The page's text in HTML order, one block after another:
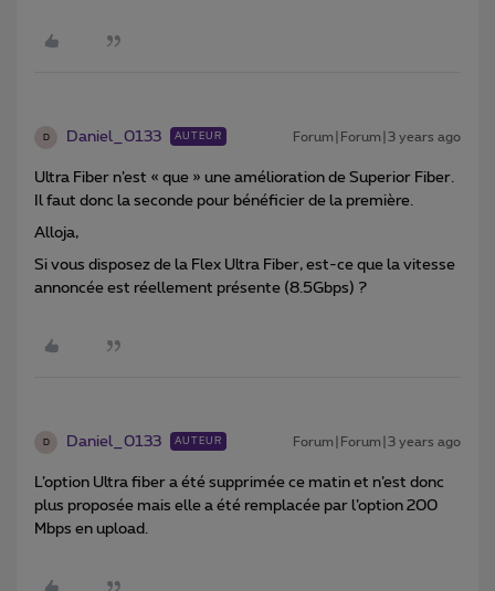
D Daniel_0133 AUTEUR Forum|Forum|3 years ago
Ultra Fiber n’est « que » une amélioration de Superior Fiber.
Il faut donc la seconde pour bénéficier de la première.
Alloja,
Si vous disposez de la Flex Ultra Fiber, est-ce que la vitesse
annoncée est réellement présente (8.5Gbps) ?
D Daniel_0133 AUTEUR Forum|Forum|3 years ago
L’option Ultra fiber a été supprimée ce matin et n’est donc
plus proposée mais elle a été remplacée par l’option 200
Mbps en upload.